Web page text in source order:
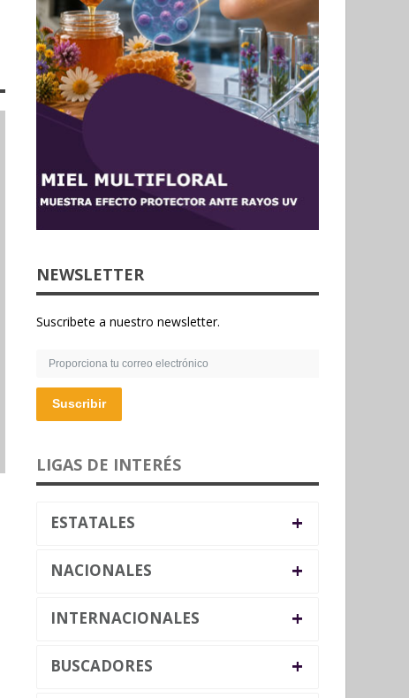
NEWSLETTER
Suscribete a nuestro newsletter.
Suscribir
LIGAS DE INTERÉS
ESTATALES +
NACIONALES +
INTERNACIONALES +
BUSCADORES +